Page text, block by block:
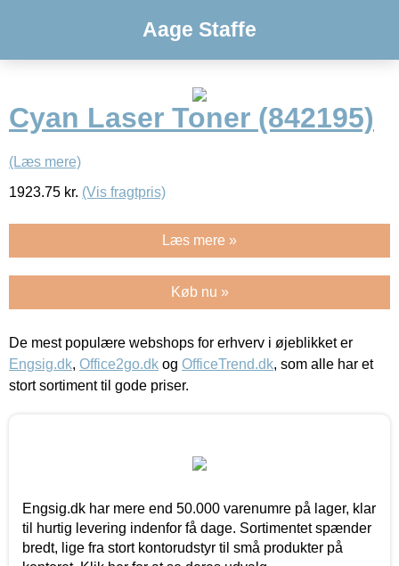
Aage Staffe
Cyan Laser Toner (842195)
(Læs mere)
1923.75 kr. (Vis fragtpris)
Læs mere »
Køb nu »
De mest populære webshops for erhverv i øjeblikket er
Engsig.dk, Office2go.dk og OfficeTrend.dk, som alle har et
stort sortiment til gode priser.
Engsig.dk har mere end 50.000 varenumre på lager, klar
til hurtig levering indenfor få dage. Sortimentet spænder
bredt, lige fra stort kontorudstyr til små produkter på